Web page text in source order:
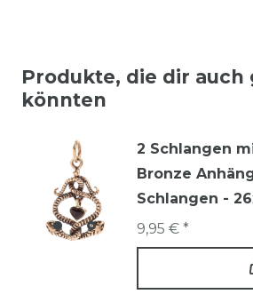
Produkte, die dir auch
könnten
2 Schlangen
Bronze
Schlangen -
9,95 € *